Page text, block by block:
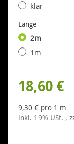
klar
Länge
2m
1m
18,60 €
9,30 € pro 1 m
inkl. 19% USt. ,